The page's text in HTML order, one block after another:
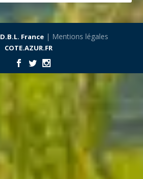
D.B.L. France| Mentions légales
COTE.AZUR.FR